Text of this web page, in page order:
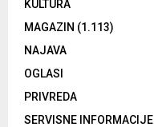
KULTURA
MAGAZIN (1.113)
NAJAVA
OGLASI
PRIVREDA
SERVISNE INFORMACIJE